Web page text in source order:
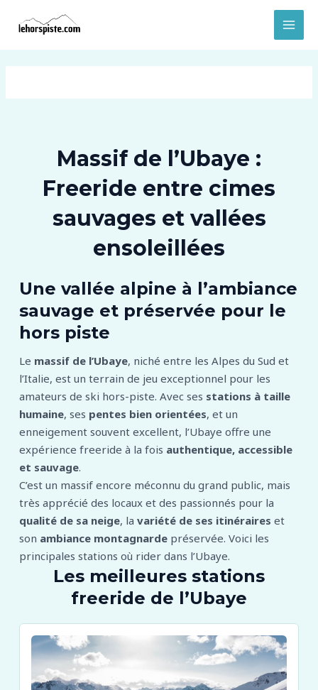
Massif de l’Ubaye :
Freeride entre cimes
sauvages et vallées
ensoleillées
Une vallée alpine à l’ambiance
sauvage et préservée pour le
hors piste
Le massif de l’Ubaye, niché entre les Alpes du Sud et
l’Italie, est un terrain de jeu exceptionnel pour les
amateurs de ski hors-piste. Avec ses stations à taille
humaine, ses pentes bien orientées, et un
enneigement souvent excellent, l’Ubaye offre une
expérience freeride à la fois authentique, accessible
et sauvage.
C’est un massif encore méconnu du grand public, mais
très apprécié des locaux et des passionnés pour la
qualité de sa neige, lavariété de ses itinéraires et
son ambiance montagnarde préservée. Voici les
principales stations où rider dans l’Ubaye.
Les meilleures stations
freeride de l’Ubaye